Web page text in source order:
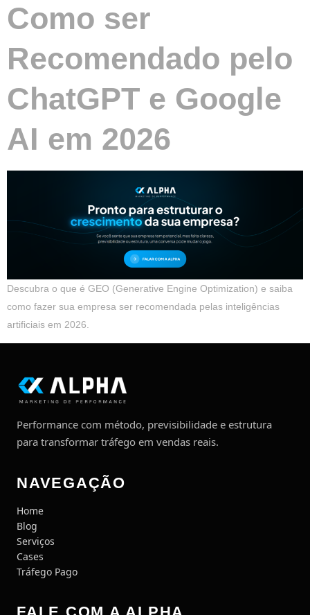
Como ser
Recomendado pelo
ChatGPT e Google
AI em 2026
Descubra o que é GEO (Generative Engine Optimization) e saiba
como fazer sua empresa ser recomendada pelas inteligências
artificiais em 2026.
Performance com método, previsibilidade e estrutura
para transformar tráfego em vendas reais.
NAVEGAÇÃO
Home
Blog
Serviços
Cases
Tráfego Pago